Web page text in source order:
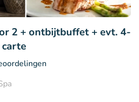
2 + ontbijtbuffet + evt. 4-